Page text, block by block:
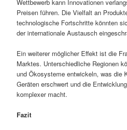
Wettbewerb kann Innovationen
Preisen führen. Die Vielfalt an
technologische Fortschritte könnten
der internationale Austausch
Ein weiterer möglicher Effekt ist die
Marktes. Unterschiedliche Regionen
und Ökosysteme entwickeln, was die
Geräten erschwert und die
komplexer macht.
Fazit